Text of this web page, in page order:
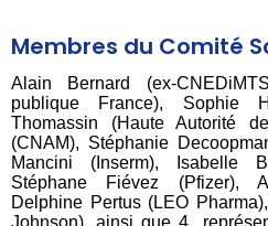
Membres du Comité
Alain Bernard (ex-
publique France), Sophie
Thomassin (Haute Autorité
(CNAM), Stéphanie
Mancini (Inserm), Isabelle
Stéphane Fiévez (Pfizer),
Delphine Pertus (LEO